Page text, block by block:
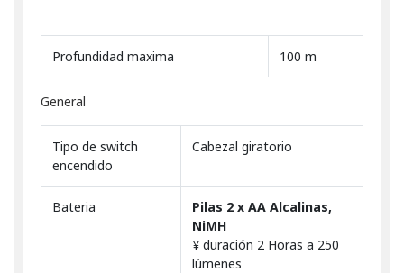
Profundidad maxima 100 m
General
Tipo de switch
encendido
Cabezal giratorio
Bateria
Pilas 2 x AA Alcalinas,
NiMH
¥ duración 2 Horas a 250
lúmenes